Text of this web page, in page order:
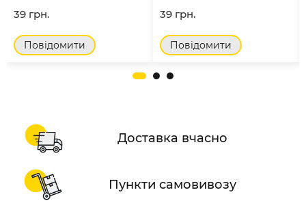
39 грн.
Повідомити
39 грн.
Повідомити
Доставка вчасно
Пункти самовивозу